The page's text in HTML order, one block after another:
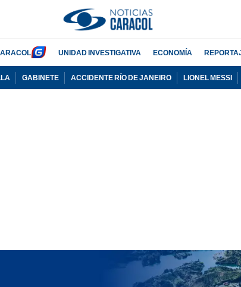
UNIDAD INVESTIGATIVA ECONOMÍA
GABINETE ACCIDENTE RÍO DE JANEIRO LIONEL MESSI